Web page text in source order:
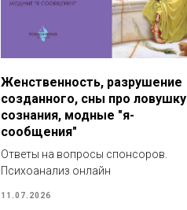
Женственность, разрушение
созданного, сны про ловушку
сознания, модные "я-
сообщения"
Ответы на вопросы спонсоров.
Психоанализ онлайн
11.07.2026